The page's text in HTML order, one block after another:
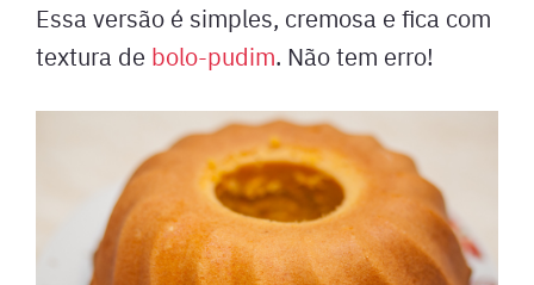
Essa versão é simples, cremosa e fica com
textura de bolo-pudim. Não tem erro!